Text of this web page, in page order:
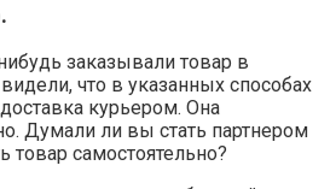
заказывали товар в
что в указанных способах
курьером. Она
Думали ли вы стать партнером
товар самостоятельно?